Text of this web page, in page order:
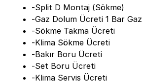
-Split D Montaj (Sökme)
-Gaz Dolum Ücreti 1 Bar Gaz
-Sökme Takma Ücreti
-Klima Sökme Ücreti
-Bakır Boru Ücreti
-Set Boru Ücreti
-Klima Servis Ücreti